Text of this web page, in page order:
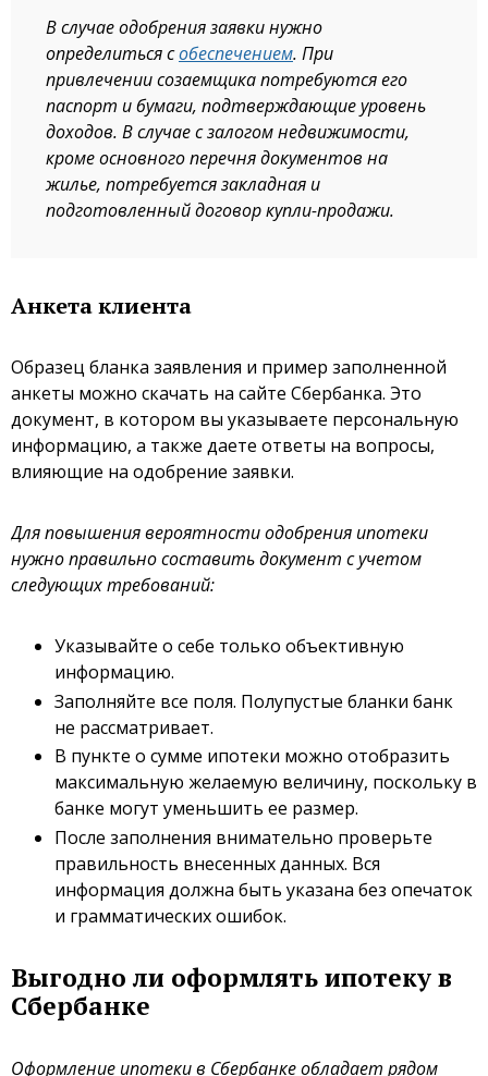
В случае одобрения заявки нужно
определиться собеспечением. При
привлечении созаемщика потребуются его
паспорт и бумаги, подтверждающие уровень
доходов. В случае с залогом недвижимости,
кроме основного перечня документов на
жилье, потребуется закладная и
подготовленный договор купли-продажи.
Анкета клиента
Образец бланка заявления и пример заполненной
анкеты можно скачать на сайте Сбербанка. Это
документ, в котором вы указываете персональную
информацию, а также даете ответы на вопросы,
влияющие на одобрение заявки.
Для повышения вероятности одобрения ипотеки
нужно правильно составить документ с учетом
следующих требований:
Указывайте о себе только объективную
информацию.
Заполняйте все поля. Полупустые бланки банк
не рассматривает.
В пункте о сумме ипотеки можно отобразить
максимальную желаемую величину, поскольку в
банке могут уменьшить ее размер.
После заполнения внимательно проверьте
правильность внесенных данных. Вся
информация должна быть указана без опечаток
и грамматических ошибок.
Выгодно ли оформлять ипотеку в
Сбербанке
Оформление ипотеки в Сбербанке обладает рядом